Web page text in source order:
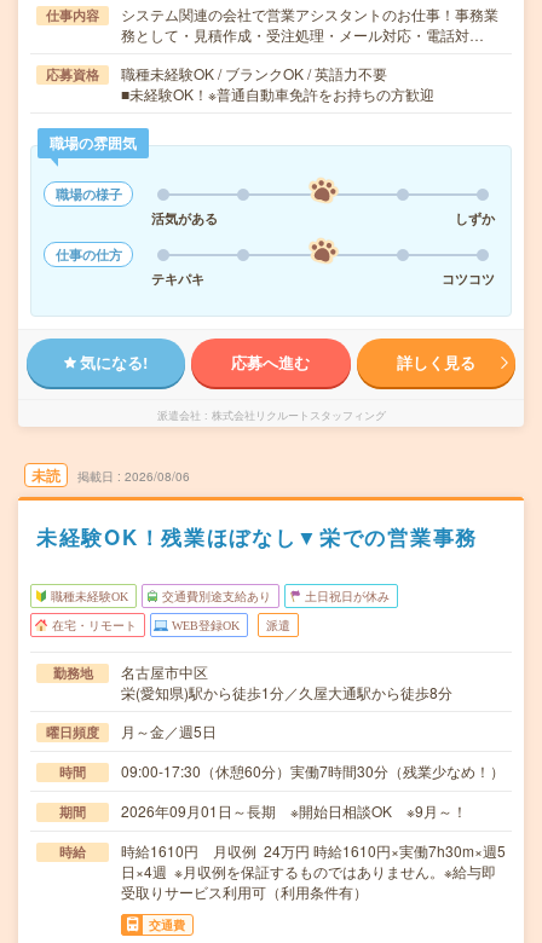
仕事内容
システム関連の会社で営業アシスタントのお仕事！事務業
務として・見積作成・受注処理・メール対応・電話対…
応募資格
職種未経験OK / ブランクOK / 英語力不要
■未経験OK！※普通自動車免許をお持ちの方歓迎
職場の雰囲気
職場の様子
活気がある
しずか
仕事の仕方
テキパキ
コツコツ
気になる! 応募へ進む 詳しく見る
派遣会社 株式会社リクルートスタッフィング
未読 掲載日 2026/08/06
未経験OK！残業ほぼなし▼栄での営業事務
職種未経験OK 交通費別途支給あり 土日祝日が休み
在宅・リモート WEB登録OK 派遣
勤務地
名古屋市中区
栄(愛知県)駅から徒歩1分／久屋大通駅から徒歩8分
曜日頻度 月～金／週5日
時間 09:00-17:30（休憩60分）実働7時間30分（残業少なめ！）
期間 2026年09月01日～長期 ※開始日相談OK ※9月～！
時給
時給1610円 月収例 24万円 時給1610円×実働7h30m×週5
日×4週 ※月収例を保証するものではありません。※給与即
受取りサービス利用可（利用条件有）
交通費